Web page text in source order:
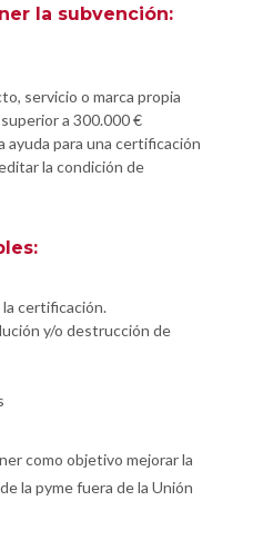
la subvención:
servicio o marca propia
a 300.000 €
ayuda para una certificación
la condición de
certificación.
y/o destrucción de
como objetivo mejorar la
la pyme fuera de la Unión